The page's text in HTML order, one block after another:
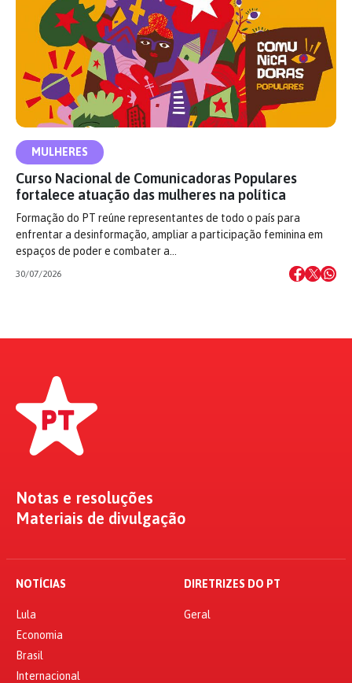
MULHERES
Curso Nacional de Comunicadoras Populares
fortalece atuação das mulheres na política
Formação do PT reúne representantes de todo o país para
enfrentar a desinformação, ampliar a participação feminina em
espaços de poder e combater a…
30/07/2026
Notas e resoluções
Materiais de divulgação
NOTÍCIAS
Lula
Economia
Brasil
Internacional
DIRETRIZES DO PT
Geral